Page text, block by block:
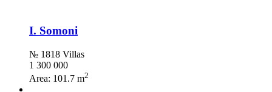
I. Somoni
№ 1818 Villas
1 300 000
Area: 101.7 m2